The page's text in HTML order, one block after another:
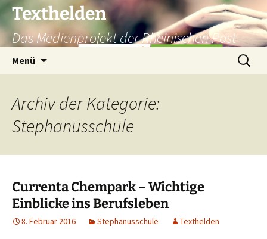
Texthelden
Das Medienprojekt der Rheinischen Post
Menü
Suchen
nach:
Archiv der Kategorie:
Stephanusschule
Currenta Chempark – Wichtige
Einblicke ins Berufsleben
8. Februar 2016 Stephanusschule Texthelden